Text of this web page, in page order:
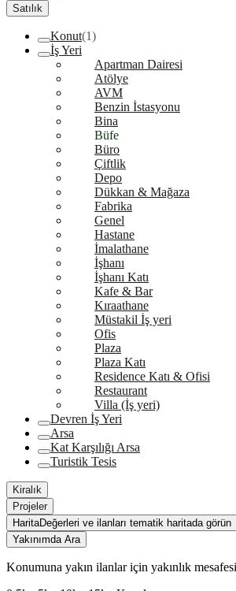
Satılık
Konut(1)
İş Yeri
Apartman Dairesi
Atölye
AVM
Benzin İstasyonu
Bina
Büfe
Büro
Çiftlik
Depo
Dükkan & Mağaza
Fabrika
Genel
Hastane
İmalathane
İşhanı
İşhanı Katı
Kafe & Bar
Kıraathane
Müstakil İş yeri
Ofis
Plaza
Plaza Katı
Residence Katı & Ofisi
Restaurant
Villa (İş yeri)
Devren İş Yeri
Arsa
Kat Karşılığı Arsa
Turistik Tesis
Kiralık
Projeler
HaritaDeğerleri ve ilanları tematik haritada görün
Yakınımda Ara
Konumuna yakın ilanlar için yakınlık